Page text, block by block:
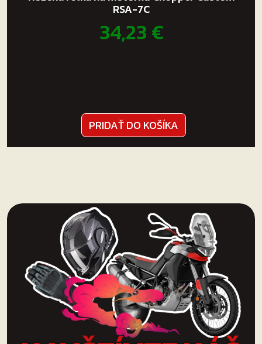
RSA-7C
34,23€
PRIDAŤ DO KOŠÍKA